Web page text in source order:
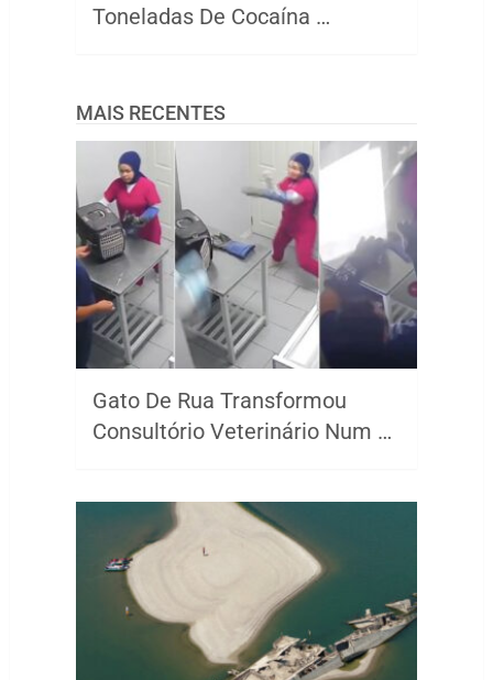
Toneladas De Cocaína …
MAIS RECENTES
Gato De Rua Transformou
Consultório Veterinário Num …